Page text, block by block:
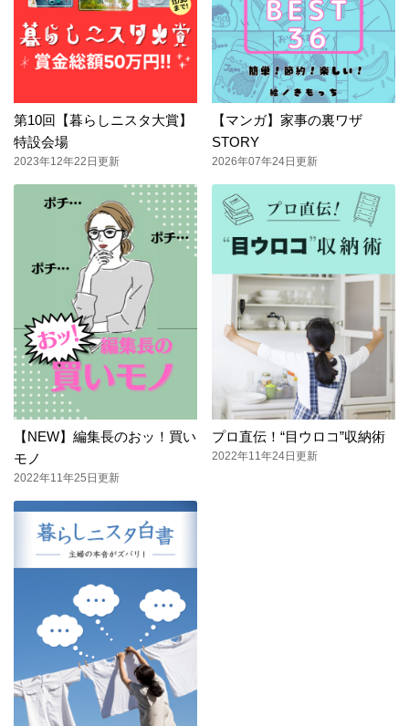
第10回【暮らしニスタ大賞】
特設会場
2023年12年22日更新
【マンガ】家事の裏ワザ
STORY
2026年07年24日更新
【NEW】編集長のおッ！買い
モノ
2022年11年25日更新
プロ直伝！“目ウロコ”収納術
2022年11年24日更新